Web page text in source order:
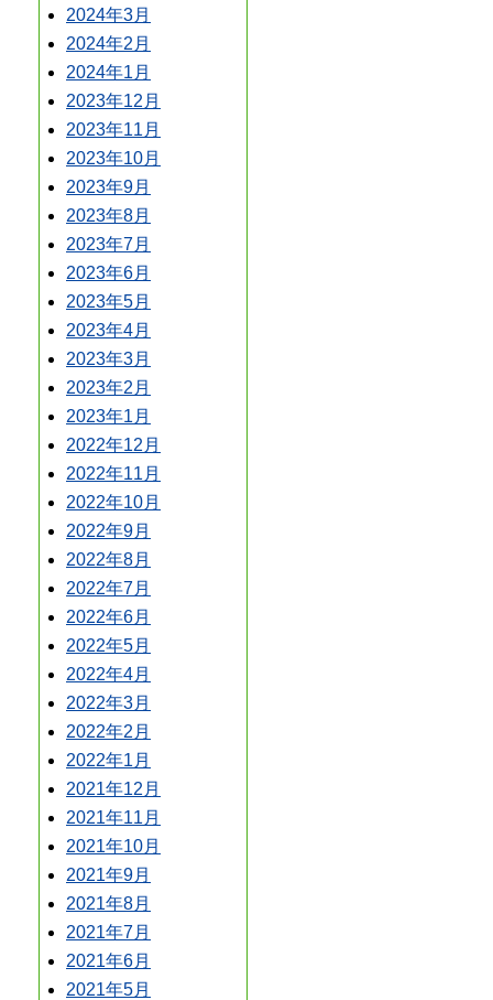
2024年3月
2024年2月
2024年1月
2023年12月
2023年11月
2023年10月
2023年9月
2023年8月
2023年7月
2023年6月
2023年5月
2023年4月
2023年3月
2023年2月
2023年1月
2022年12月
2022年11月
2022年10月
2022年9月
2022年8月
2022年7月
2022年6月
2022年5月
2022年4月
2022年3月
2022年2月
2022年1月
2021年12月
2021年11月
2021年10月
2021年9月
2021年8月
2021年7月
2021年6月
2021年5月